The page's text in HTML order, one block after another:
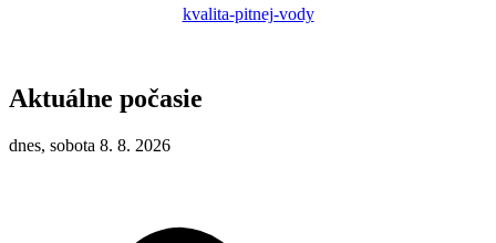
kvalita-pitnej-vody
Aktuálne počasie
dnes, sobota 8. 8. 2026